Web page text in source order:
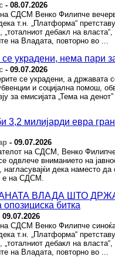
- 08.07.2026
СДСМ Венко Филипче
т.н. „Платформа“
„тоталниот дебакл на
на Владата, повторно во ...
украдени, нема пари
- 09.07.2026
се украдени, а државата
и социјална помош,
за емисијата „Тема на
3,2 милијарди евра
- 09.07.2026
на СДСМ, Венко
одвлече вниманието на
нагласувајќи дека наместо
е на СДСМ.
ВЛАДА ШТО
битка
09.07.2026
СДСМ Венко Филипче синоќа
т.н. „Платформа“
„тоталниот дебакл на
на Владата, повторно во ...